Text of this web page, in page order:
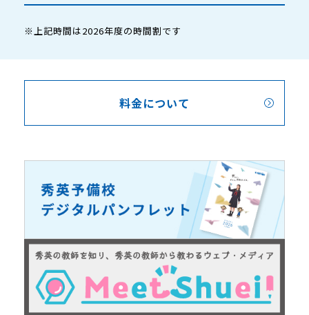
※上記時間は2026年度の時間割です
料金について